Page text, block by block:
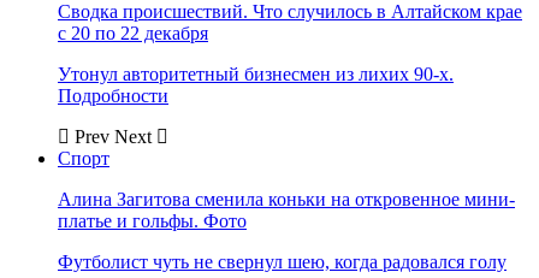
Сводка происшествий. Что случилось в Алтайском крае
с 20 по 22 декабря
Утонул авторитетный бизнесмен из лихих 90-х.
Подробности
Prev Next
Спорт
Алина Загитова сменила коньки на откровенное мини-
платье и гольфы. Фото
Футболист чуть не свернул шею, когда радовался голу